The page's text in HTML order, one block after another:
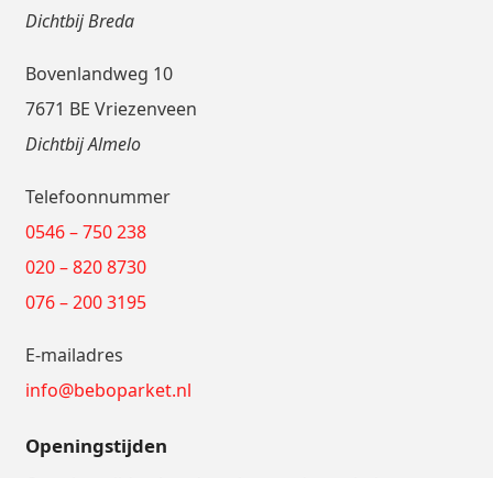
Dichtbij Breda
Bovenlandweg 10
7671 BE Vriezenveen
Dichtbij Almelo
Telefoonnummer
0546 – 750 238
020 – 820 8730
076 – 200 3195
E-mailadres
info@beboparket.nl
Openingstijden